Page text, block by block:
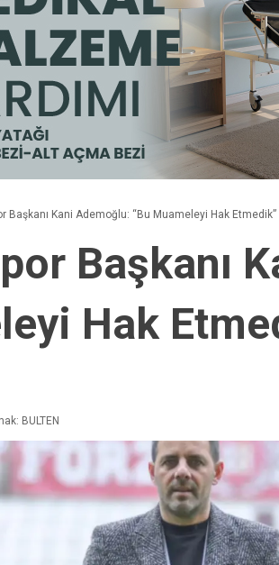
Başkanı Kani Ademoğlu: “Bu Muameleyi Hak Etmedik”
Başkanı
Hak
BULTEN